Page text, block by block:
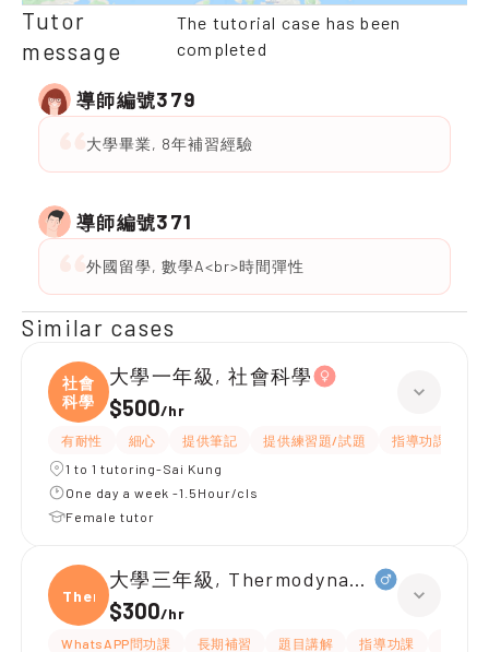
Tutor
message
The tutorial case has been
completed
導師編號379
大學畢業, 8年補習經驗
導師編號371
外國留學, 數學A<br>時間彈性
Similar cases
社會
科學
大學一年級, 社會科學
$500/hr
有耐性 細心 提供筆記 提供練習題/試題 指導功課
1 to 1 tutoring-Sai Kung
One day a week -1.5Hour/cls
Female tutor
Ther
大學三年級, Thermodynamic of
$300/hr
WhatsAPP問功課 長期補習 題目講解 指導功課